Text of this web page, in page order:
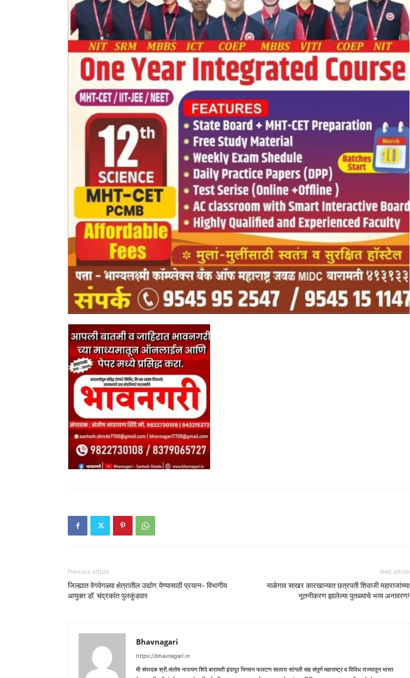
Previous article
जिल्ह्यात वेगवेगळ्या क्षेत्रातील उद्योग येण्यासाठी प्रयत्न- विभागीय
आयुक्त डॉ. चंद्रकांत पुलकुंडवार
Next article
माळेगाव साखर कारखान्यात छत्रपती शिवाजी महाराजांच्या
नूतनीकरण झालेल्या पुतळ्याचे भव्य अनावरण!
Bhavnagari
https://bhavnagari.in
मी संपादक श्री.संतोष नारायण शिंदे बारामती इंदापूर भिगवन फलटण सातारा सांगली सह संपूर्ण महाराष्ट्र व विविध राज्यातून भारत